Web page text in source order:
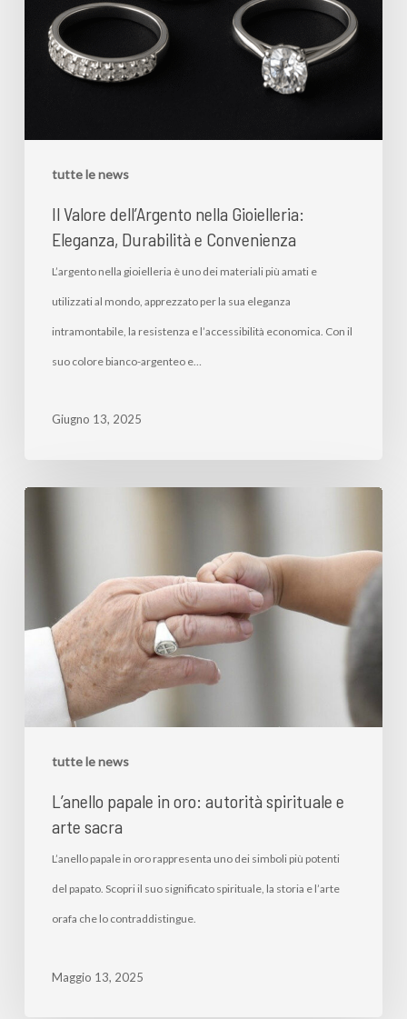
tutte le news
Il Valore dell’Argento nella Gioielleria:
Eleganza, Durabilità e Convenienza
L’argento nella gioielleria è uno dei materiali più amati e
utilizzati al mondo, apprezzato per la sua eleganza
intramontabile, la resistenza e l’accessibilità economica. Con il
suo colore bianco-argenteo e…
Giugno 13, 2025
tutte le news
L’anello papale in oro: autorità spirituale e
arte sacra
L’anello papale in oro rappresenta uno dei simboli più potenti
del papato. Scopri il suo significato spirituale, la storia e l’arte
orafa che lo contraddistingue.
Maggio 13, 2025